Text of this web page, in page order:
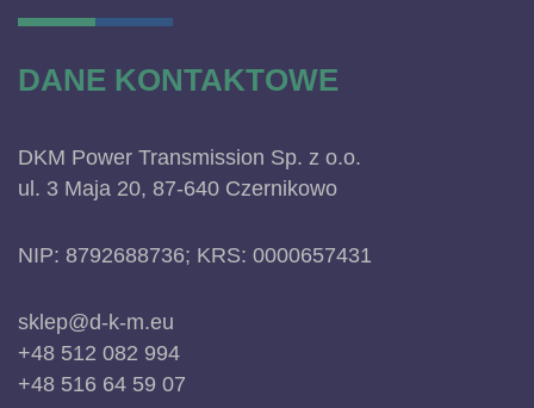
DANE KONTAKTOWE
DKM Power Transmission Sp. z o.o.
ul. 3 Maja 20, 87-640 Czernikowo
NIP: 8792688736; KRS: 0000657431
sklep@d-k-m.eu
+48 512 082 994
+48 516 64 59 07